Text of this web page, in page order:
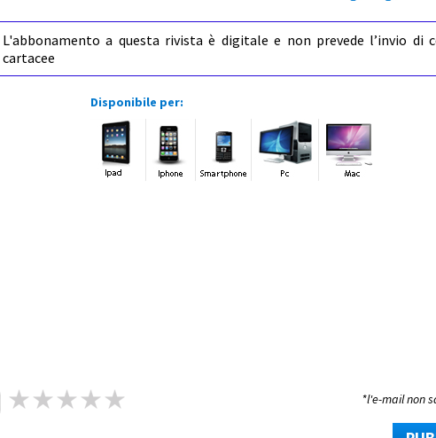
L'abbonamento a questa rivista è digitale e non prevede l’invio di
cartacee
Disponibile per:
*l'e-mail non